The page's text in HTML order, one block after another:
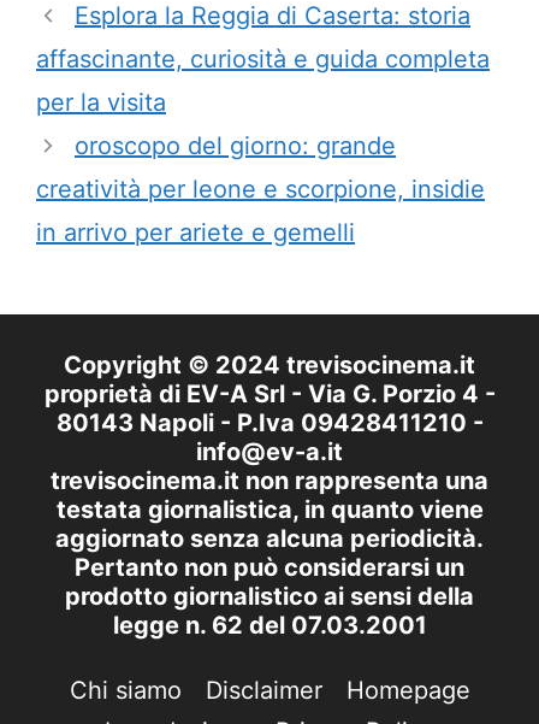
Esplora la Reggia di Caserta: storia
affascinante, curiosità e guida completa
per la visita
oroscopo del giorno: grande
creatività per leone e scorpione, insidie
in arrivo per ariete e gemelli
Copyright © 2024 trevisocinema.it
proprietà di EV-A Srl - Via G. Porzio 4 -
80143 Napoli - P.Iva 09428411210 -
info@ev-a.it
trevisocinema.it non rappresenta una
testata giornalistica, in quanto viene
aggiornato senza alcuna periodicità.
Pertanto non può considerarsi un
prodotto giornalistico ai sensi della
legge n. 62 del 07.03.2001
Chi siamo Disclaimer
Homepage